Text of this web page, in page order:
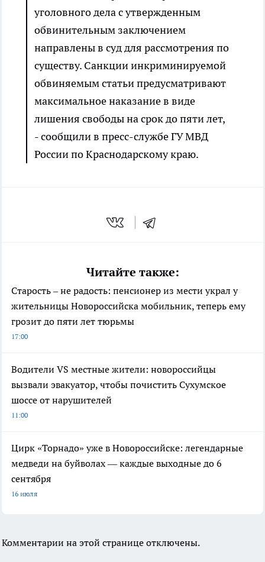
уголовного дела с утвержденным
обвинительным заключением
направлены в суд для рассмотрения по
существу. Санкции инкриминируемой
обвиняемым статьи предусматривают
максимальное наказание в виде
лишения свободы на срок до пяти лет,
- сообщили в пресс-службе ГУ МВД
России по Краснодарскому краю.
Читайте также:
Старость – не радость: пенсионер из мести украл у
жительницы Новороссийска мобильник, теперь ему
грозит до пяти лет тюрьмы
17:00
Водители VS местные жители: новороссийцы
вызвали эвакуатор, чтобы почистить Сухумское
шоссе от нарушителей
11:00
Цирк «Торнадо» уже в Новороссийске: легендарные
медведи на буйволах — каждые выходные до 6
сентября
16 июля
Комментарии на этой странице отключены.